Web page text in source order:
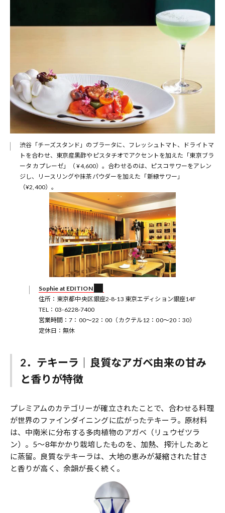
渋谷「チーズスタンド」のブラータに、フレッシュトマト、ドライトマ
トを合わせ、東京産黒酢やピスタチオでアクセントを加えた「東京ブラ
ータ カプレーゼ」（ ¥4,600）。合わせるのは、ピスコサワーをアレン
ジし、リースリングや抹茶パウダーを加えた「新緑サワー」
（¥2,400）。
Sophie at EDITION
住所：東京都中央区銀座2-8-13 東京エディション銀座14F
TEL：03-6228-7400
営業時間：7：00～22：00（カクテル12：00～20：30）
定休日：無休
2．テキーラ｜良質なアガベ由来の甘み
と香りが特徴
プレミアムのカテゴリーが確立されたことで、合わせる料理
が世界のファインダイニングに広がったテキーラ。原材料
は、中南米に分布する多肉植物のアガベ（リュウゼツラ
ン）。5～8年かかり栽培したものを、加熱、搾汁したあと
に蒸留。良質なテキーラは、大地の恵みが凝縮された甘さ
と香りが高く、余韻が長く続く。